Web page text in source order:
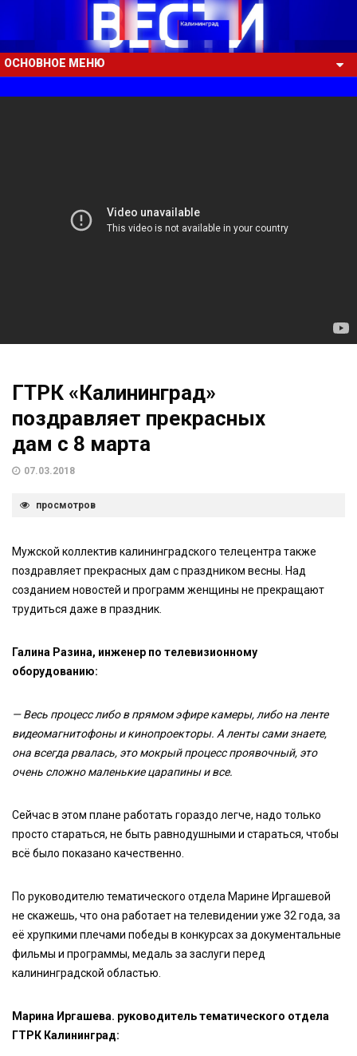
ОСНОВНОЕ МЕНЮ
ГТРК «Калининград»
поздравляет прекрасных
дам с 8 марта
07.03.2018
просмотров
Мужской коллектив калининградского телецентра также
поздравляет прекрасных дам с праздником весны. Над
созданием новостей и программ женщины не прекращают
трудиться даже в праздник.
Галина Разина, инженер по телевизионному
оборудованию:
— Весь процесс либо в прямом эфире камеры, либо на ленте
видеомагнитофоны и кинопроекторы. А ленты сами знаете,
она всегда рвалась, это мокрый процесс проявочный, это
очень сложно маленькие царапины и все.
Сейчас в этом плане работать гораздо легче, надо только
просто стараться, не быть равнодушными и стараться, чтобы
всё было показано качественно.
По руководителю тематического отдела Марине Иргашевой
не скажешь, что она работает на телевидении уже 32 года, за
её хрупкими плечами победы в конкурсах за документальные
фильмы и программы, медаль за заслуги перед
калининградской областью.
Марина Иргашева. руководитель тематического отдела
ГТРК Калининград: